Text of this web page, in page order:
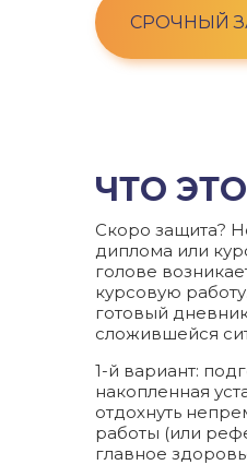
СРОЧНЫЙ
ЧТО
Скоро защита?
диплома или
голове
курсовую
готовый
сложившейся
1-й вариант:
накопленная
отдохнуть
работы (или
главное